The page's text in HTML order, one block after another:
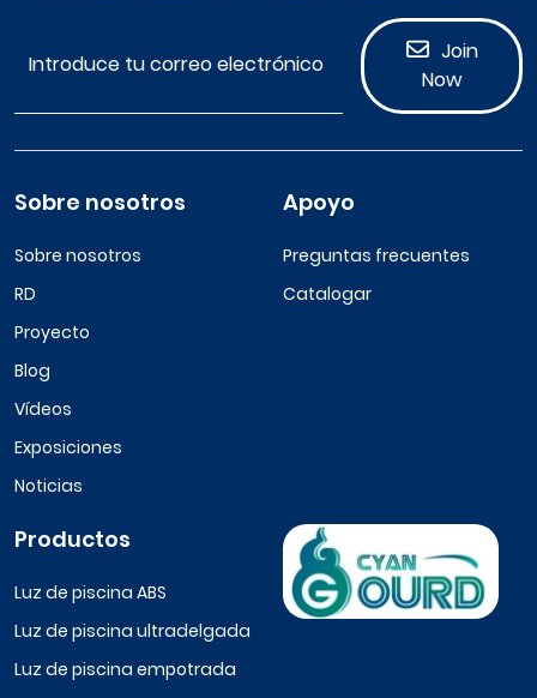
Join
Now
Sobre nosotros
Sobre nosotros
RD
Proyecto
Blog
Vídeos
Exposiciones
Noticias
Apoyo
Preguntas frecuentes
Catalogar
Productos
Luz de piscina ABS
Luz de piscina ultradelgada
Luz de piscina empotrada